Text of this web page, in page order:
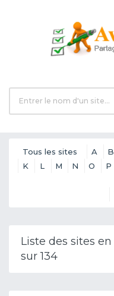
Tous les sites A B
K
L M N O P
Liste des sites
sur 134